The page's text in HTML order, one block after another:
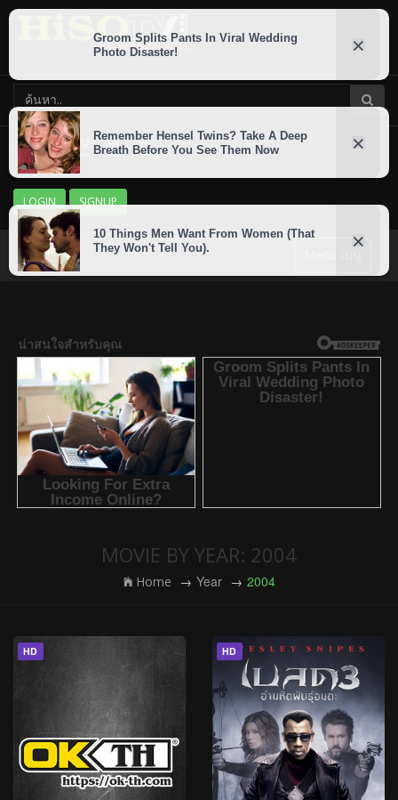
LOGIN SIGNUP
MOVIE BY YEAR: 2004
Home Year 2004
HD HD